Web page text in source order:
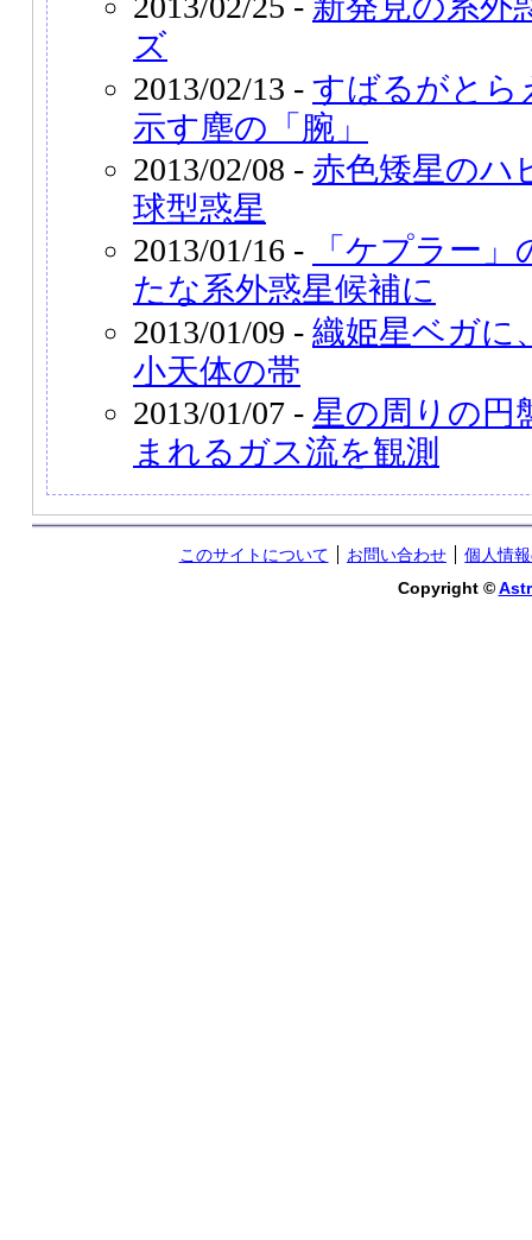
ズ
2013/02/13 - すばるがとら
示す塵の「腕」
2013/02/08 - 赤色矮星のハ
球型惑星
2013/01/16 -
「ケプラー
たな系外惑星候補に
2013/01/09 - 織姫星ベガに
小天体の帯
2013/01/07 - 星の周りの円
まれるガス流を観測
このサイトについて お問い合わせ
個人情
Copyright ©